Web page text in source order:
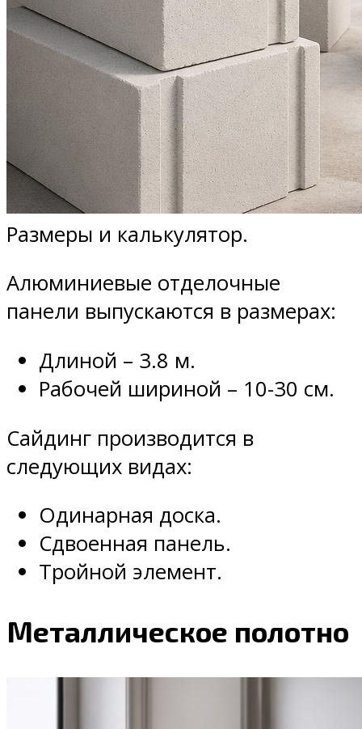
Размеры и калькулятор.
Алюминиевые отделочные
панели выпускаются в размерах:
Длиной – 3.8 м.
Рабочей шириной – 10-30 см.
Сайдинг производится в
следующих видах:
Одинарная доска.
Сдвоенная панель.
Тройной элемент.
Металлическое полотно